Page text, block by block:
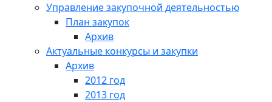
Управление закупочной деятельностью
План закупок
Архив
Актуальные конкурсы и закупки
Архив
2012 год
2013 год